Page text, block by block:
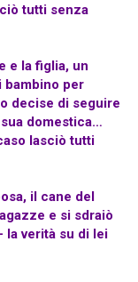
tutti senza
e la figlia, un
bambino per
decise di seguire
domestica…
lasciò tutti
il cane del
e si sdraiò
la verità su di lei